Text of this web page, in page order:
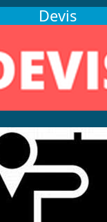
Devis